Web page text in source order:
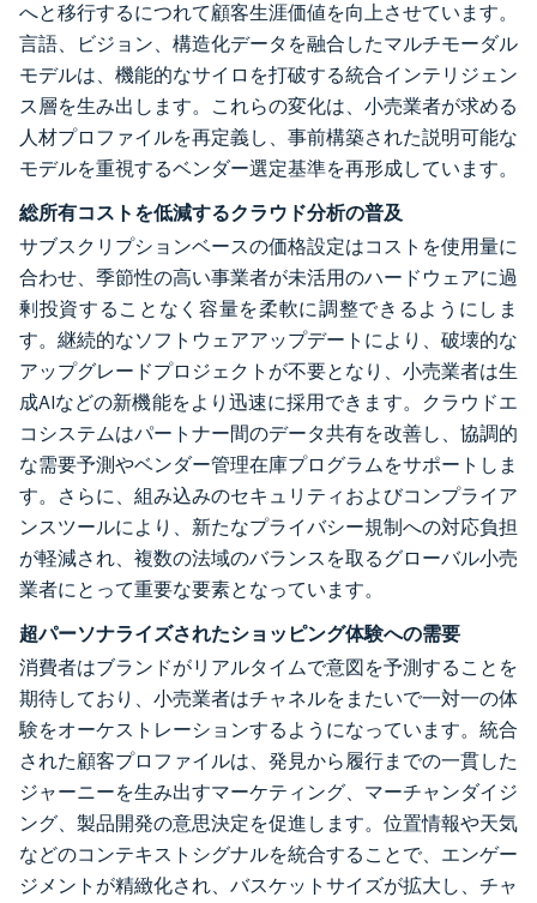
へと移行するにつれて顧客生涯価値を向上させています。
言語、ビジョン、構造化データを融合したマルチモーダル
モデルは、機能的なサイロを打破する統合インテリジェン
ス層を生み出します。これらの変化は、小売業者が求める
人材プロファイルを再定義し、事前構築された説明可能な
モデルを重視するベンダー選定基準を再形成しています。
総所有コストを低減するクラウド分析の普及
サブスクリプションベースの価格設定はコストを使用量に
合わせ、季節性の高い事業者が未活用のハードウェアに過
剰投資することなく容量を柔軟に調整できるようにしま
す。継続的なソフトウェアアップデートにより、破壊的な
アップグレードプロジェクトが不要となり、小売業者は生
成AIなどの新機能をより迅速に採用できます。クラウドエ
コシステムはパートナー間のデータ共有を改善し、協調的
な需要予測やベンダー管理在庫プログラムをサポートしま
す。さらに、組み込みのセキュリティおよびコンプライア
ンスツールにより、新たなプライバシー規制への対応負担
が軽減され、複数の法域のバランスを取るグローバル小売
業者にとって重要な要素となっています。
超パーソナライズされたショッピング体験への需要
消費者はブランドがリアルタイムで意図を予測することを
期待しており、小売業者はチャネルをまたいで一対一の体
験をオーケストレーションするようになっています。統合
された顧客プロファイルは、発見から履行までの一貫した
ジャーニーを生み出すマーケティング、マーチャンダイジ
ング、製品開発の意思決定を促進します。位置情報や天気
などのコンテキストシグナルを統合することで、エンゲー
ジメントが精緻化され、バスケットサイズが拡大し、チャ